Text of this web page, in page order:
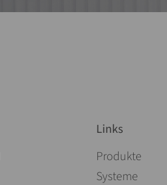
Links
Pomiń nawigacje
Produkte
Systeme